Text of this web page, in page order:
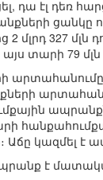
դա էլ դեռ
ցանկը
մլրդ 327
տարի 79 մլն
կազմել է
է